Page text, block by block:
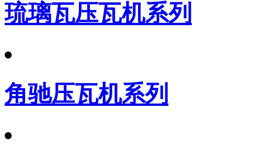
琉璃瓦压瓦机系列
角驰压瓦机系列